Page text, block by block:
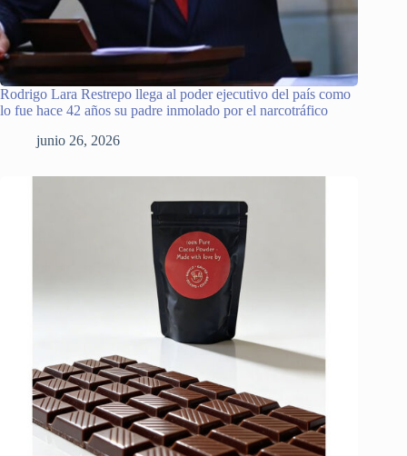
Rodrigo Lara Restrepo llega al poder ejecutivo del país como
lo fue hace 42 años su padre inmolado por el narcotráfico
junio 26, 2026